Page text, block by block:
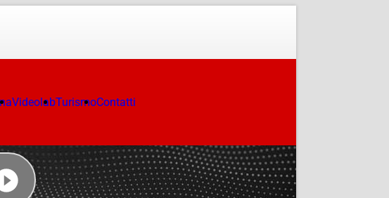
VideolabTurismoContatti